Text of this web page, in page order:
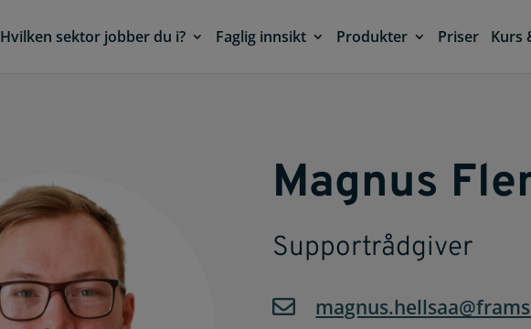
Hvilken sektor jobber du i? Faglig innsikt Produkter Priser Kurs
Magnus
Supportrådgiver
